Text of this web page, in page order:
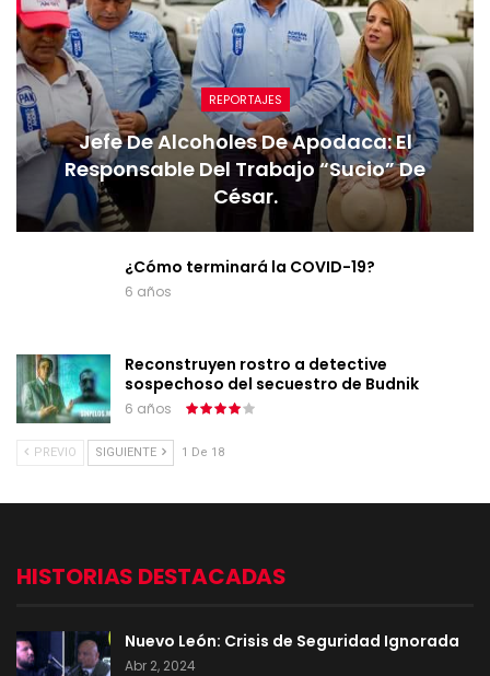
REPORTAJES
Jefe De Alcoholes De Apodaca: El
Responsable Del Trabajo “sucio” De
César.
¿Cómo terminará la COVID-19?
6 años
Reconstruyen rostro a detective
sospechoso del secuestro de Budnik
6 años
PREVIO SIGUIENTE 1 De 18
HISTORIAS DESTACADAS
Nuevo León: Crisis de Seguridad Ignorada
Abr 2, 2024